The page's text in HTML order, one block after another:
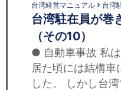
台湾経営マニュアル 台湾
台湾駐在員が巻
（その10）
● 自動車事故 私
居た頃には結構車
した。 しかし台